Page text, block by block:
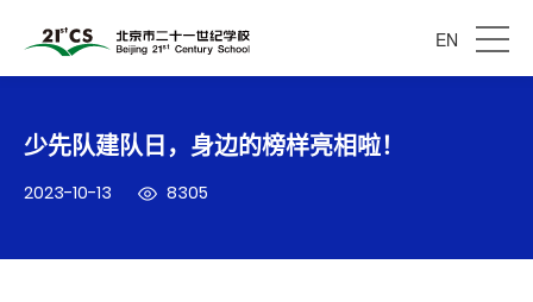
EN
少先队建队日，身边的榜样亮相啦！
2023-10-13 8305